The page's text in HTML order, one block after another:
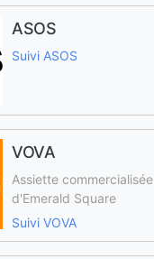
ASOS
Suivi ASOS
VOVA
Assiette commercialisée
d'Emerald Square
Suivi VOVA